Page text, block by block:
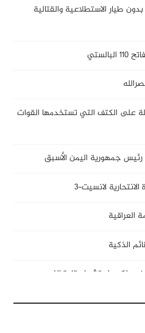
طيار الاستطلاعية والقتالية
على الكتف التي تستخدمها القوات
جمهورية اليمن الأسبق
لانسيت-3
العراقية
الذكية
ذكرى استشهاد قادة النصر